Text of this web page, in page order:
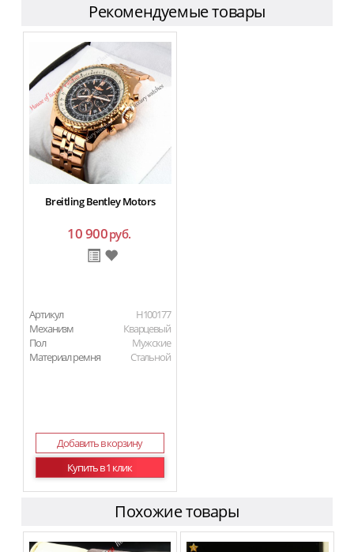
Рекомендуемые товары
Breitling Bentley Motors
10 900руб.
Артикул
H100177
Механизм
Кварцевый
Пол
Мужские
Материал ремня
Стальной
Добавить в корзину
Купить в 1 клик
Похожие товары